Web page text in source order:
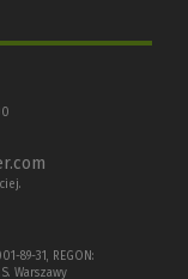
89-31, REGON:
Warszawy